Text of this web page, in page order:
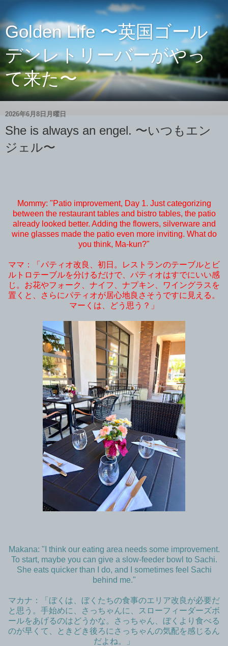
Golden Life 〜英国ゴール
デンレトリーバーがやっ
て来た〜
2026年6月8日月曜日
She is always an engel. 〜いつもエン
ジェル〜
Mommy: "Patio improvement, Day 1. Just categorizing
between the restaurant tables and bistro tables, the patio
already looked better. Adding the flowers, silverware and
wine glasses made the patio even more inviting. What do
you think, Ma-kun?"
ママ：「パティオ改良、初日。レストランのテーブルとビ
ルトロテーブルを分けるだけで、パティオはすでにいい感
じ。お花やフォーク、ナイフ、ナプキン、ワイングラスを
置くと、さらにパティオが居心地良さそうですに見える。
マーくは、どう思う？」
Makana: "I think our eating area needs some improvement.
To start, maybe you can give a slow-feeder bowl to Sachi.
She eats quicker than I do, and I sometimes feel Sachi
behind me."
マカナ：「ぼくは、ぼくたちの食事のエリア改良が必要だ
と思う。手始めに、さっちゃんに、スローフィーダーズボ
ールをあげるのはどうかな。さっちゃん、ぼくより食べる
のが早くて、ときどき後ろにさっちゃんの気配を感じるん
だよね。」